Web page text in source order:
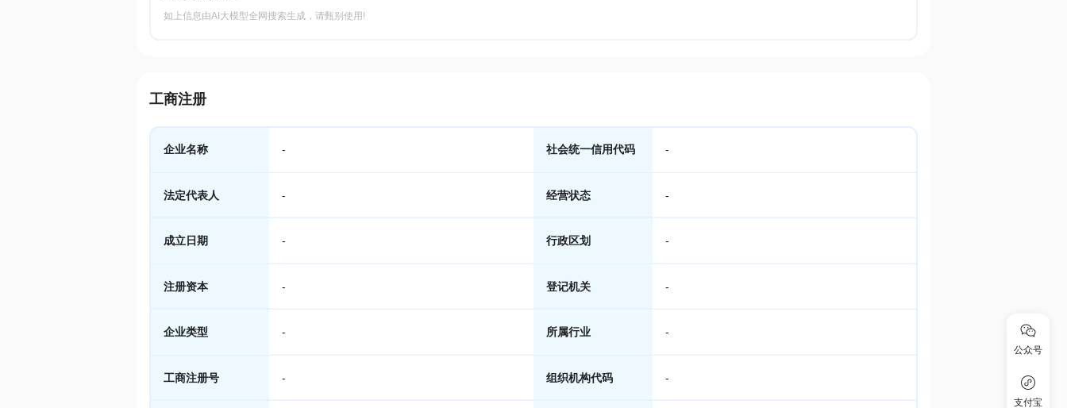
如上信息由AI大模型全网搜索生成，请甄别使用!
工商注册
企业名称 - 社会统一信用代码 -
法定代表人 - 经营状态 -
成立日期 - 行政区划 -
注册资本 - 登记机关 -
企业类型 - 所属行业 -
工商注册号 - 组织机构代码 -
公众号
支付宝